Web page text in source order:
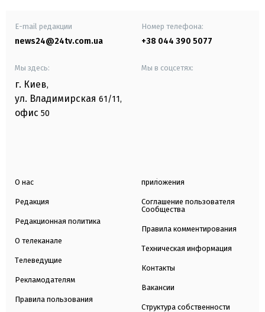
E-mail редакции
news24@24tv.com.ua
Номер телефона:
+38 044 390 5077
Мы здесь:
г. Киев,
ул. Владимирская 61/11,
офис 50
Мы в соцсетях:
О нас
Редакция
Редакционная политика
О телеканале
Телеведущие
Рекламодателям
Правила пользования
приложения
Соглашение пользователя
Сообщества
Правила комментирования
Техническая информация
Контакты
Вакансии
Структура собственности